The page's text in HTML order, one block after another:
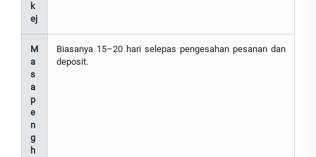
k
ej
M
a
s
a
p
e
n
g
h
Biasanya 15–20 hari selepas pengesahan pesanan dan
deposit.